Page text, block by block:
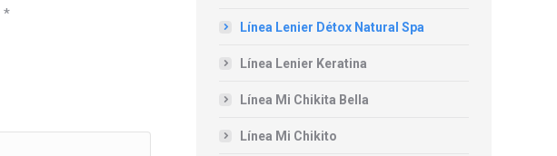
*
Línea Lenier Détox Natural Spa
Línea Lenier Keratina
Línea Mi Chikita Bella
Línea Mi Chikito